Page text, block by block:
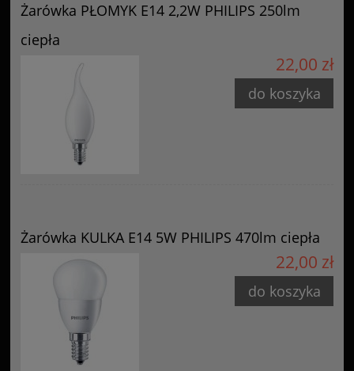
Żarówka PŁOMYK E14 2,2W PHILIPS 250lm
ciepła
22,00 zł
do koszyka
Żarówka KULKA E14 5W PHILIPS 470lm ciepła
22,00 zł
do koszyka